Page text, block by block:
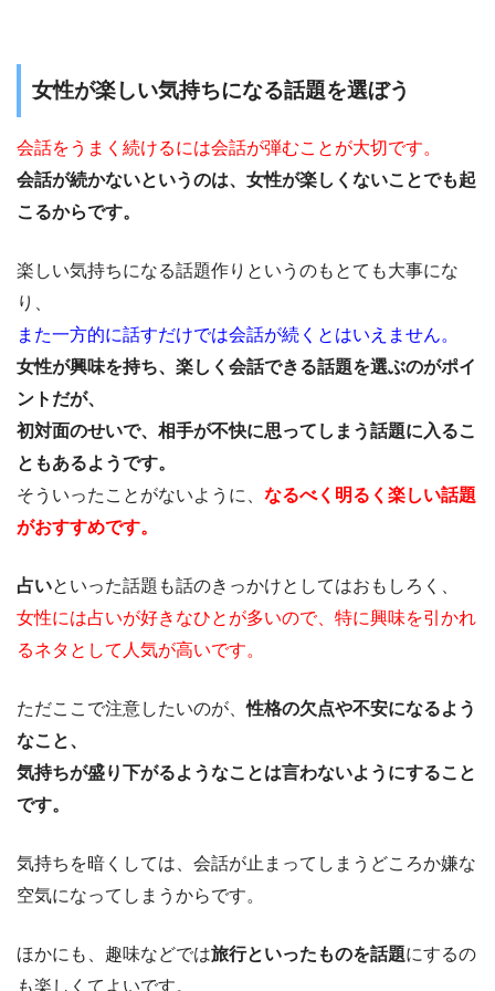
女性が楽しい気持ちになる話題を選ぼう
会話をうまく続けるには会話が弾むことが大切です。
会話が続かないというのは、女性が楽しくないことでも起
こるからです。
楽しい気持ちになる話題作りというのもとても大事にな
り、
また一方的に話すだけでは会話が続くとはいえません。
女性が興味を持ち、楽しく会話できる話題を選ぶのがポイ
ントだが、
初対面のせいで、相手が不快に思ってしまう話題に入るこ
ともあるようです。
そういったことがないように、 なるべく明るく楽しい話題
がおすすめです。
占いといった話題も話のきっかけとしてはおもしろく、
女性には占いが好きなひとが多いので、特に興味を引かれ
るネタとして人気が高いです。
ただここで注意したいのが、性格の欠点や不安になるよう
なこと、
気持ちが盛り下がるようなことは言わないようにすること
です。
気持ちを暗くしては、会話が止まってしまうどころか嫌な
空気になってしまうからです。
ほかにも、趣味などでは旅行といったものを話題にするの
も楽しくてよいです。